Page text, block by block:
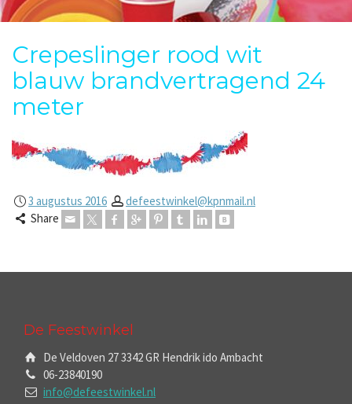
Crepeslinger rood wit
blauw brandvertragend 24
meter
3 augustus 2016
defeestwinkel@kpnmail.nl
Share
De Feestwinkel
De Veldoven 27 3342 GR Hendrik ido Ambacht
06-23840190
info@defeestwinkel.nl